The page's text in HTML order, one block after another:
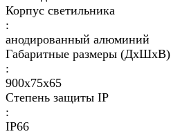
Корпус светильника
:
анодированный алюминий
Габаритные размеры (ДхШхВ)
:
900х75х65
Степень защиты IP
:
IP66